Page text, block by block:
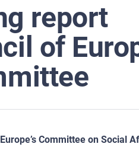
report
of
Committee on Social